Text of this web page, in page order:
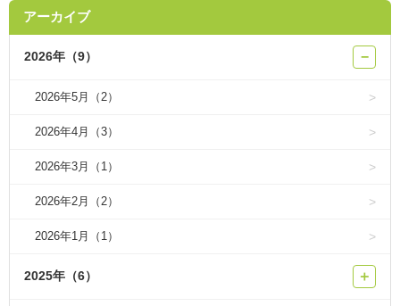
アーカイブ
2026年（9） −
2026年5月（2）
2026年4月（3）
2026年3月（1）
2026年2月（2）
2026年1月（1）
2025年（6） ＋